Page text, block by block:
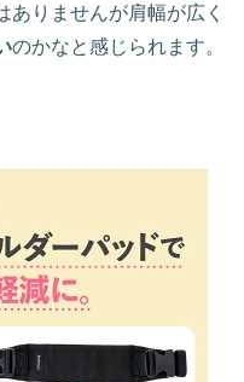
りませんが肩幅が広く
のかなと感じられます。